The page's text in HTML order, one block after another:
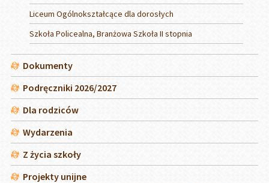
Liceum Ogólnokształcące dla dorosłych
Szkoła Policealna, Branżowa Szkoła II stopnia
Dokumenty
Podręczniki 2026/2027
Dla rodziców
Wydarzenia
Z życia szkoły
Projekty unijne